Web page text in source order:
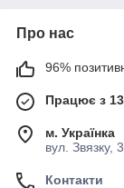
Про нас
96%
Працює з
м. Українка
вул. Звязку,
Контакти